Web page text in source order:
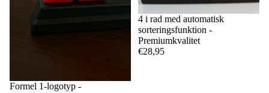
Formel 1-logotyp -
4 i rad med automatisk
sorteringsfunktion -
Premiumkvalitet
€28,95